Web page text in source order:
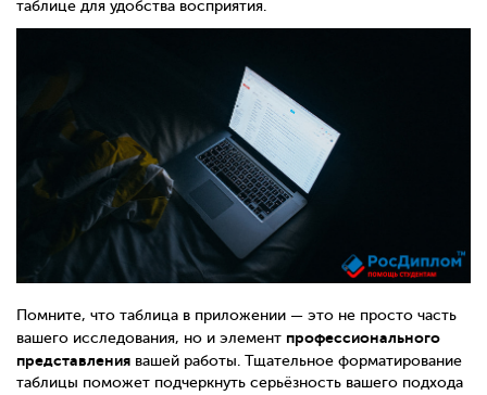
таблице для удобства восприятия.
Помните, что таблица в приложении — это не просто часть
вашего исследования, но и элемент профессионального
представления вашей работы. Тщательное форматирование
таблицы поможет подчеркнуть серьёзность вашего подхода